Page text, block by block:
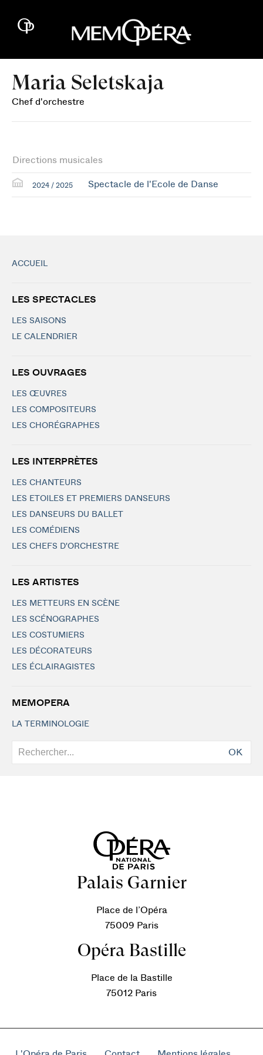
Maria Seletskaja
Chef d'orchestre
Directions musicales
2024 / 2025 Spectacle de l'Ecole de Danse
ACCUEIL
LES SPECTACLES
LES SAISONS
LE CALENDRIER
LES OUVRAGES
LES ŒUVRES
LES COMPOSITEURS
LES CHORÉGRAPHES
LES INTERPRÈTES
LES CHANTEURS
LES ETOILES ET PREMIERS DANSEURS
LES DANSEURS DU BALLET
LES COMÉDIENS
LES CHEFS D'ORCHESTRE
LES ARTISTES
LES METTEURS EN SCÈNE
LES SCÉNOGRAPHES
LES COSTUMIERS
LES DÉCORATEURS
LES ÉCLAIRAGISTES
MEMOPERA
LA TERMINOLOGIE
OK
Palais Garnier
Place de l’Opéra
75009 Paris
Opéra Bastille
Place de la Bastille
75012 Paris